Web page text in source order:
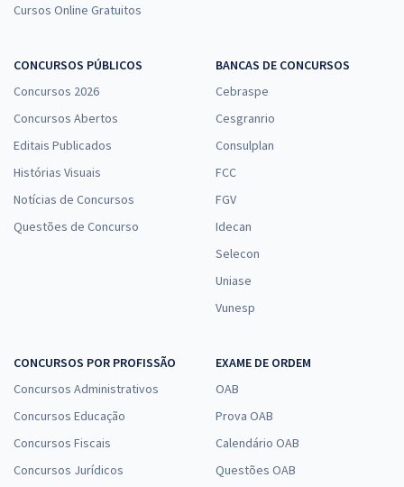
Cursos Online Gratuitos
CONCURSOS PÚBLICOS
Concursos 2026
Concursos Abertos
Editais Publicados
Histórias Visuais
Notícias de Concursos
Questões de Concurso
BANCAS DE CONCURSOS
Cebraspe
Cesgranrio
Consulplan
FCC
FGV
Idecan
Selecon
Uniase
Vunesp
CONCURSOS POR PROFISSÃO
Concursos Administrativos
Concursos Educação
Concursos Fiscais
Concursos Jurídicos
EXAME DE ORDEM
OAB
Prova OAB
Calendário OAB
Questões OAB